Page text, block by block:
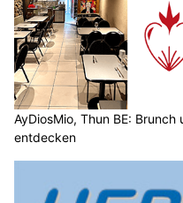
AyDiosMio, Thun BE:
entdecken